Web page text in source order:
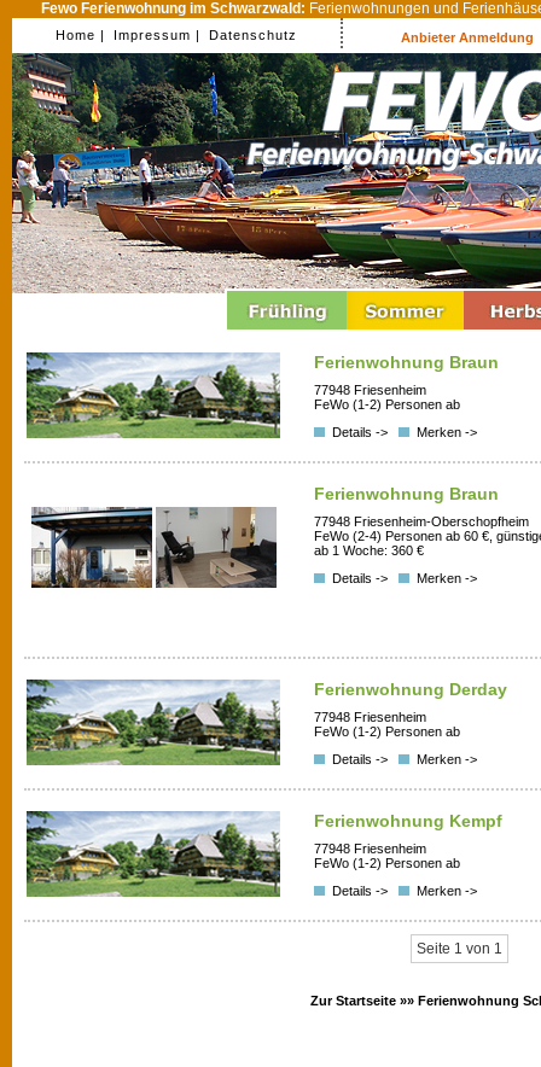
Fewo Ferienwohnung im Schwarzwald: Ferienwohnungen und
Home | Impressum | Datenschutz Anbieter Anmeldung
Ferienwohnung Braun
77948 Friesenheim
FeWo (1-2) Personen ab
Details ->
Merken ->
Ferienwohnung Braun
77948 Friesenheim-Oberschopfheim
FeWo (2-4) Personen ab 60 €,
ab 1 Woche: 360 €
Details ->
Merken ->
Ferienwohnung Derday
77948 Friesenheim
FeWo (1-2) Personen ab
Details ->
Merken ->
Ferienwohnung Kempf
77948 Friesenheim
FeWo (1-2) Personen ab
Details ->
Merken ->
Seite 1 von 1
Zur Startseite »» Ferienwohnung